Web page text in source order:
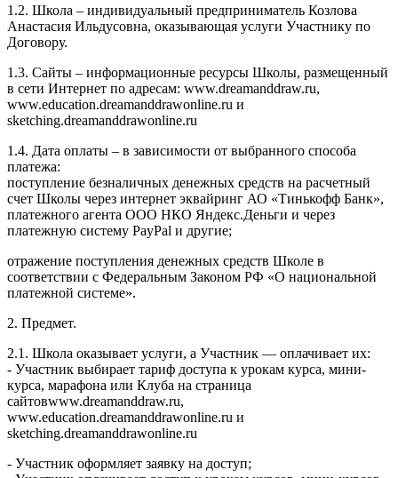
1.2. Школа – индивидуальный предприниматель Козлова
Анастасия Ильдусовна, оказывающая услуги Участнику по
Договору.
1.3. Сайты – информационные ресурсы Школы, размещенный
в сети Интернет по адресам: www.dreamanddraw.ru,
www.education.dreamanddrawonline.ru и
sketching.dreamanddrawonline.ru
1.4. Дата оплаты – в зависимости от выбранного способа
платежа:
поступление безналичных денежных средств на расчетный
счет Школы через интернет эквайринг АО «Тинькофф Банк»,
платежного агента ООО НКО Яндекс.Деньги и через
платежную систему PayPal и другие;
отражение поступления денежных средств Школе в
соответствии с Федеральным Законом РФ «О национальной
платежной системе».
2. Предмет.
2.1. Школа оказывает услуги, а Участник — оплачивает их:
- Участник выбирает тариф доступа к урокам курса, мини-
курса, марафона или Клуба на страница
сайтовwww.dreamanddraw.ru,
www.education.dreamanddrawonline.ru и
sketching.dreamanddrawonline.ru
- Участник оформляет заявку на доступ;